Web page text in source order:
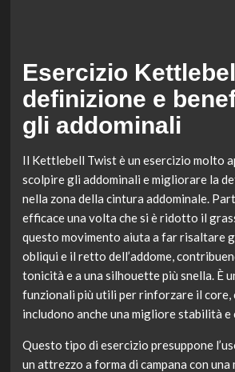
Esercizio
definizione e
gli addominali
Il Kettlebell Twist è un esercizio molto
scolpire gli addominali e migliorare la
nella zona della cintura addominale.
efficace una volta che si è ridotto il
questo movimento aiuta a far risaltare
obliqui e il retto dell’addome,
tonicità e a una silhouette più snella. È
funzionali più utili per rinforzare il core,
includono anche una migliore stabilità e
Questo tipo di esercizio presuppone
un attrezzo a forma di campana con una